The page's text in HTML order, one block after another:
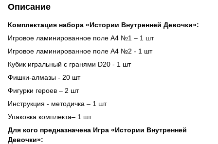
Описание
Комплектация набора «Истории Внутренней Девочки»:
Игровое ламинированное поле А4 №1 – 1 шт
Игровое ламинированное поле А4 №2 - 1 шт
Кубик игральный с гранями D20 - 1 шт
Фишки-алмазы - 20 шт
Фигурки героев – 2 шт
Инструкция - методичка – 1 шт
Упаковка комплекта– 1 шт
Для кого предназначена Игра «Истории Внутренней
Девочки»: